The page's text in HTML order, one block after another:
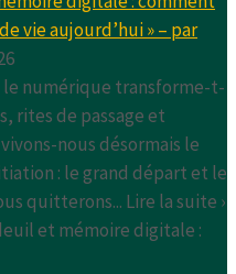
vie aujourd’hui » – par
le numérique transforme-t-
rites de passage et
nous désormais le
: le grand départ et le
quitterons... Lire la suite ›
et mémoire digitale :